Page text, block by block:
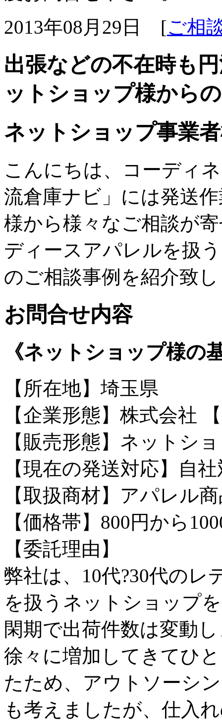
2013年08月29日 [ご相
出張などの不在時も
ットショップ様から
ネットショップ事業
こんにちは、コーディ
流倉庫ナビ」には発送
様から様々なご相談が
ディースアパレルを扱
のご相談事例を紹介致
お問合せ内容
《ネットショップ様の
【所在地】埼玉県
【企業形態】株式会社
【販売形態】ネットシ
【現在の発送対応】自
【取扱商材】アパレル
【価格帯】800円から
【委託理由】
弊社は、10代?30代のレ
を扱うネットショップ
閑期で出荷件数は変動
徐々に増加してきてひ
たため、アウトソーシ
も考えましたが、仕入